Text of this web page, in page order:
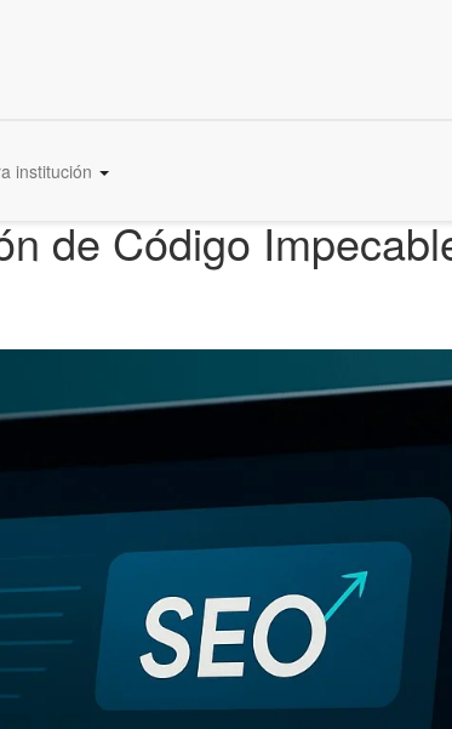
institución
de Código